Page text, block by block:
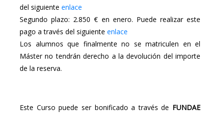
del siguiente enlace
Segundo plazo: 2.850 € en enero. Puede realizar este
pago a través del siguiente enlace
Los alumnos que finalmente no se matriculen en el
Máster no tendrán derecho a la devolución del importe
de la reserva.
Este Curso puede ser bonificado a través de FUNDAE